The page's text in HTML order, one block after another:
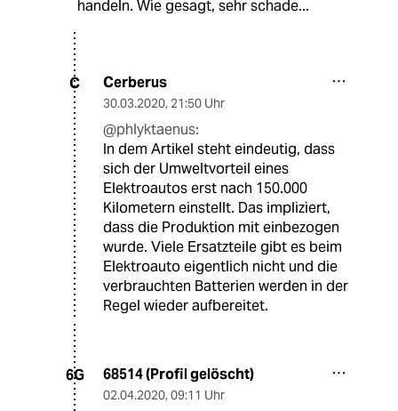
handeln. Wie gesagt, sehr schade...
C Cerberus
30.03.2020, 21:50 Uhr
@phlyktaenus:
In dem Artikel steht eindeutig, dass
sich der Umweltvorteil eines
Elektroautos erst nach 150.000
Kilometern einstellt. Das impliziert,
dass die Produktion mit einbezogen
wurde. Viele Ersatzteile gibt es beim
Elektroauto eigentlich nicht und die
verbrauchten Batterien werden in der
Regel wieder aufbereitet.
6G 68514 (Profil gelöscht)
02.04.2020, 09:11 Uhr